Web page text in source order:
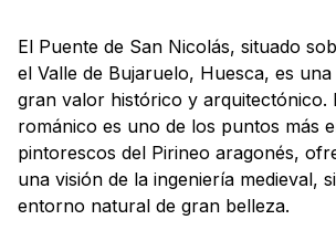
El Puente de San Nicolás, situado
el Valle de Bujaruelo, Huesca, es
gran valor histórico y arquitectónico.
románico es uno de los puntos más
pintorescos del Pirineo aragonés,
una visión de la ingeniería medieval,
entorno natural de gran belleza.